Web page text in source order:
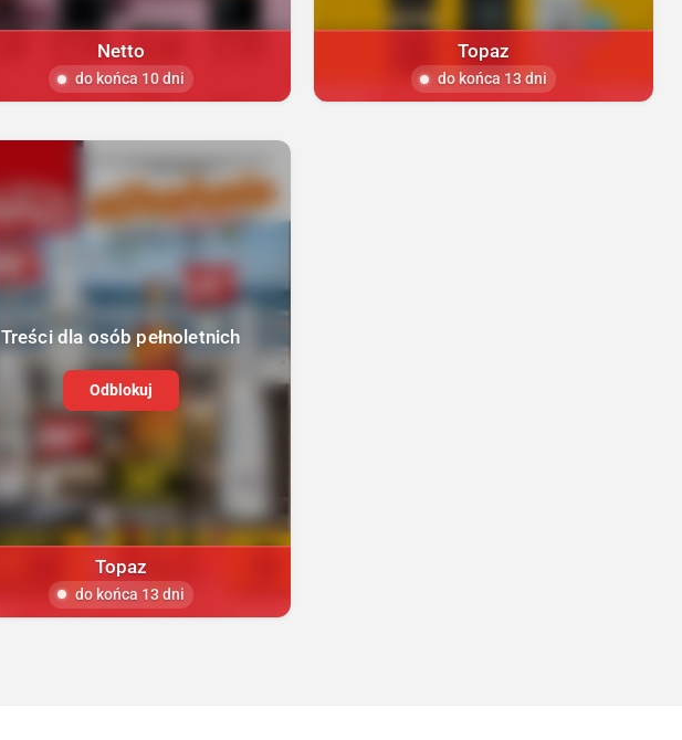
Netto
do końca 10 dni
Topaz
do końca 13 dni
Treści dla osób pełnoletnich
Odblokuj
Topaz
do końca 13 dni